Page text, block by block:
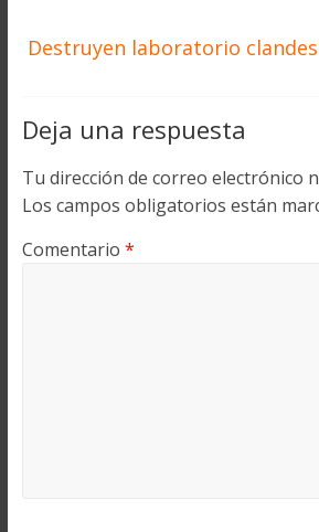
Destruyen laboratorio
Deja una respuesta
Tu dirección de correo electrónico
Los campos obligatorios están
Comentario *